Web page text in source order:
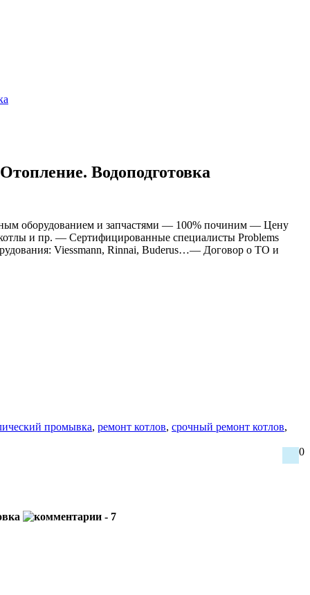
Водоподготовка
оборудованием и запчастями — 100% починим — Цену
и пр. — Сертифицированные cпециалисты Problems
Viessmann, Rinnai, Buderus…— Договор о ТО и
промывка, ремонт котлов, срочный ремонт котлов,
0
- 7